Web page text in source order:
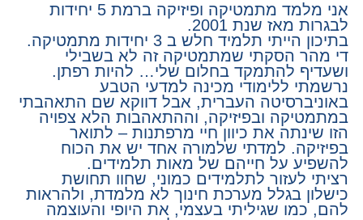
אני מלמד מתמטיקה ופיזיקה ברמת 5 יחידות
לבגרות מאז שנת 2001.
בתיכון הייתי תלמיד חלש ב 3 יחידות מתמטיקה.
די מהר הסקתי שמתמטיקה זה לא בשבילי
ושעדיף להתמקד בחלום שלי… להיות רפתן.
נרשמתי ללימודי מכינה למדעי הטבע
באוניברסיטה העברית, אבל דווקא שם התאהבתי
במתמטיקה ובפיזיקה, וההתאהבות הלא צפויה
הזו שינתה את כיוון חיי מרפתנות – לתואר
בפיזיקה. למדתי שלמורה אחד יש את הכוח
להשפיע על חייהם של מאות תלמידים.
רציתי לעזור לתלמידים כמוני, שחוו תחושת
כישלון בגלל מערכת חינוך לא מלמדת, ולהראות
להם, כמו שגיליתי בעצמי, את היופי והעוצמה